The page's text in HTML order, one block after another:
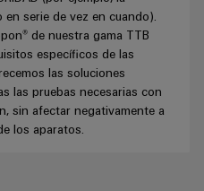
serie de vez en cuando).
de nuestra gama TTB
específicos de las
las soluciones
las pruebas necesarias con
sin afectar negativamente a
los aparatos.